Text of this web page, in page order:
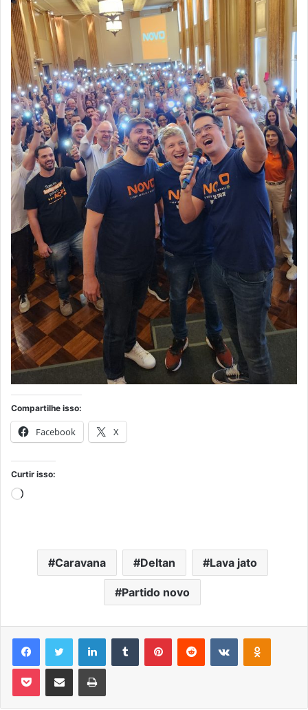
Compartilhe isso:
Facebook X
Curtir isso:
Carregando...
Caravana Deltan Lava jato
Partido novo
FacebookTwitter LinkedinTumblr PinterestReddit VK OK
Pocket Compartilhar via e-mail Imprimir